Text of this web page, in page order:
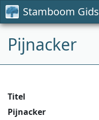
Stamboom Gids
Pijnacker
Titel
Pijnacker